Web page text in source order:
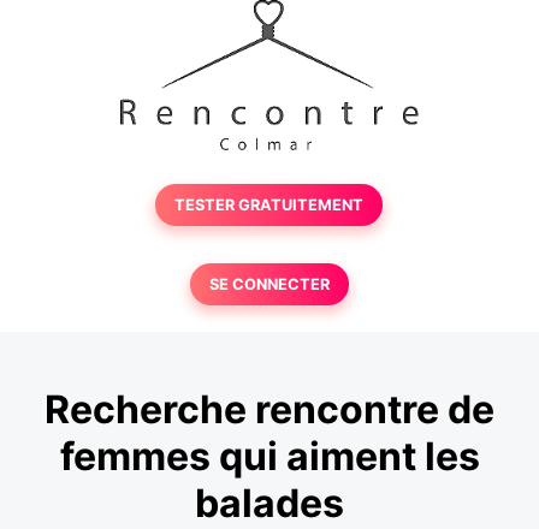
TESTER GRATUITEMENT
SE CONNECTER
Recherche rencontre de
femmes qui aiment les
balades